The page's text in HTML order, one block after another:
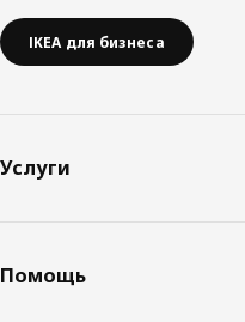
IKEA для бизнеса
Услуги
Помощь